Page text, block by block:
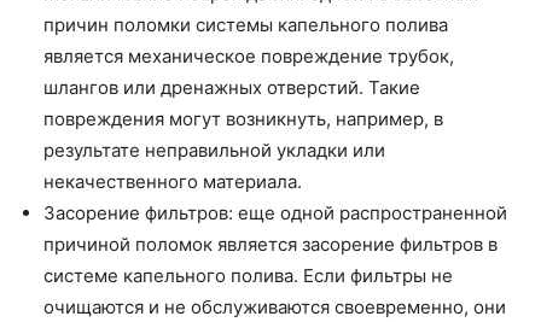
причин поломки системы капельного полива
является механическое повреждение трубок,
шлангов или дренажных отверстий. Такие
повреждения могут возникнуть, например, в
результате неправильной укладки или
некачественного материала.
Засорение фильтров: еще одной распространенной
причиной поломок является засорение фильтров в
системе капельного полива. Если фильтры не
очищаются и не обслуживаются своевременно, они